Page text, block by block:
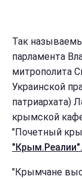
Так
парламента
митрополита
Украинской
патриархата)
крымской
"Почетный
"Крым.Реалии".
"Крымчане